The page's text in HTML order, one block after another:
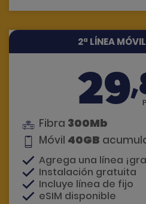
2ª LÍNEA
29
Fibra 300Mb
Móvil 40GB
Agrega una línea
Instalación gratuita
Incluye línea de fijo
eSIM disponible